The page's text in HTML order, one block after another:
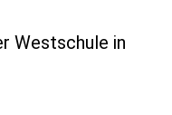
Westschule in